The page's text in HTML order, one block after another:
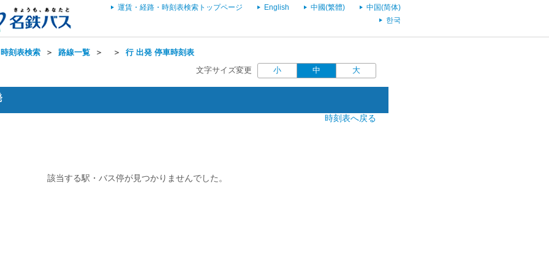
運賃・経路・時刻表検索トップページ English 中國(繁體)
中国(简体)
한국
刻表検索 ＞ 路線一覧 ＞ ＞ 行 出発 停車時刻表
文字サイズ変更 小 中 大
時刻表へ戻る
該当する駅・バス停が見つかりませんでした。